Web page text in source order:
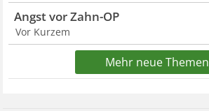
Angst vor Zahn-OP
Vor Kurzem
Mehr neue Themen